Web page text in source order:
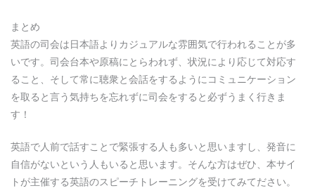
まとめ
英語の司会は日本語よりカジュアルな雰囲気で行われることが多
いです。司会台本や原稿にとらわれず、状況により応じて対応す
ること、そして常に聴衆と会話をするようにコミュニケーション
を取ると言う気持ちを忘れずに司会をすると必ずうまく行きま
す！
英語で人前で話すことで緊張する人も多いと思いますし、発音に
自信がないという人もいると思います。そんな方はぜひ、本サイ
トが主催する英語のスピーチトレーニングを受けてみてださい。